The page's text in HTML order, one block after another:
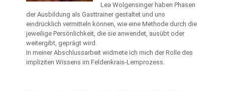
Lea Wolgensinger haben Phasen
der Ausbildung als Gasttrainer gestaltet und uns
eindrücklich vermitteln können, wie eine Methode durch die
jeweilige Persönlichkeit, die sie anwendet, ausübt oder
weitergibt, geprägt wird.
In meiner Abschlussarbeit widmete ich mich der Rolle des
impliziten Wissens im Feldenkrais-Lernprozess.